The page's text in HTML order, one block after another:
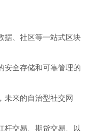
据、社区等一站式区块
安全存储和可靠管理的
未来的自治型社交网
杆交易、期货交易、以